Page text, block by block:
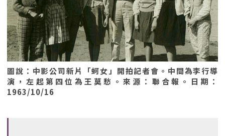
圖說：中影公司新片「蚵女」開拍記者會。中間為李行導
演，左起第四位為王莫愁。來源：聯合報。日期：
1963/10/16